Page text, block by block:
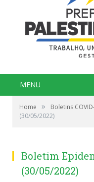
MENU
Home » Boletins
(30/05/2022)
Boletim
(30/05/2022)